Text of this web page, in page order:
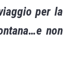
per la
non